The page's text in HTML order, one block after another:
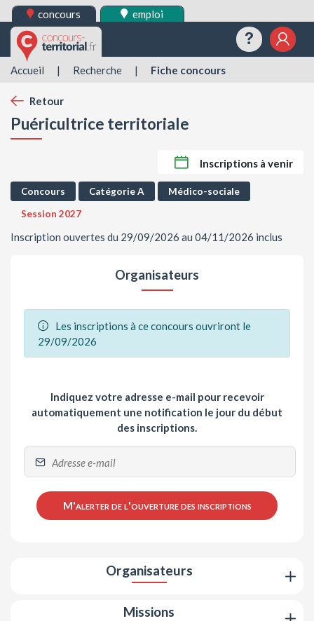
concours emploi
Accueil | Recherche | Fiche concours
Retour
Puéricultrice territoriale
Inscriptions à venir
Concours Catégorie A
Médico-sociale
Session 2027
Inscription ouvertes du 29/09/2026 au 04/11/2026 inclus
Organisateurs
Les inscriptions à ce concours ouvriront le
29/09/2026
Indiquez votre adresse e-mail pour recevoir
automatiquement une notification le jour du début
des inscriptions.
M'alerter de l'ouverture des inscriptions
Organisateurs
Missions